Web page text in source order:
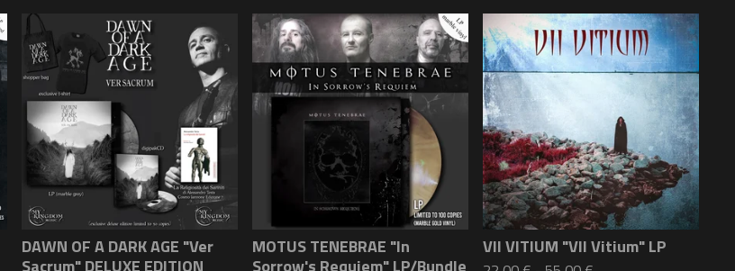
DAWN OF A DARK AGE "Ver
Sacrum" DELUXE EDITION
MOTUS TENEBRAE "In
Sorrow's Requiem" LP/Bundle
VII VITIUM "VII Vitium" LP